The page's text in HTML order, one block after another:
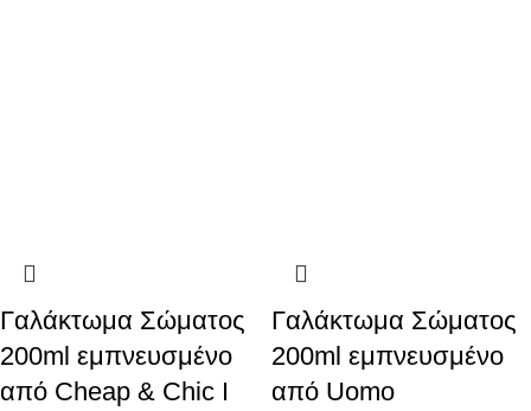
Γαλάκτωμα Σώματος
200ml εμπνευσμένο
από Cheap & Chic I
Γαλάκτωμα Σώματος
200ml εμπνευσμένο
από Uomo